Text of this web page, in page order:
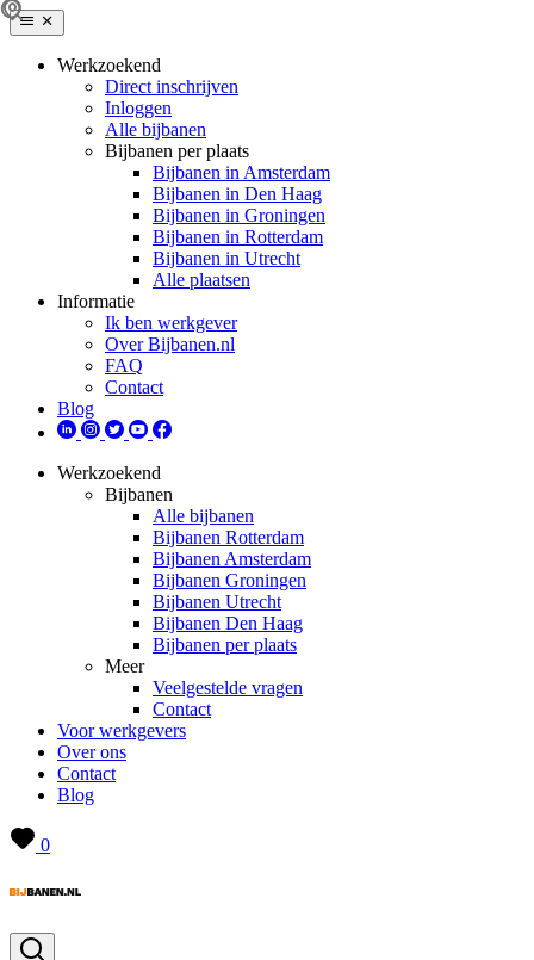
Werkzoekend
Direct inschrijven
Inloggen
Alle bijbanen
Bijbanen per plaats
Bijbanen in Amsterdam
Bijbanen in Den Haag
Bijbanen in Groningen
Bijbanen in Rotterdam
Bijbanen in Utrecht
Alle plaatsen
Informatie
Ik ben werkgever
Over Bijbanen.nl
FAQ
Contact
Blog
Werkzoekend
Bijbanen
Alle bijbanen
Bijbanen Rotterdam
Bijbanen Amsterdam
Bijbanen Groningen
Bijbanen Utrecht
Bijbanen Den Haag
Bijbanen per plaats
Meer
Veelgestelde vragen
Contact
Voor werkgevers
Over ons
Contact
Blog
0